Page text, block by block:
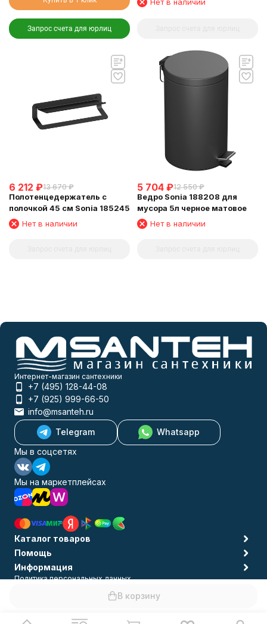
В корзину
Запрос счета для юрлиц
Нет в наличии
6 212 ₽13 670 ₽
Полотенцедержатель с
полочкой 45 см Sonia 185245
Нет в наличии
5 704 ₽12 550 ₽
Ведро Sonia 188208 для
мусора 5л черное матовое
Нет в наличии
Интернет-магазин сантехники
+7 (495) 128-44-08
+7 (925) 999-66-50
info@msanteh.ru
Telegram
Whatsapp
Мы в соцсетях
Мы на маркетплейсах
Каталог товаров
Помощь
Информация
Политика персональных данных